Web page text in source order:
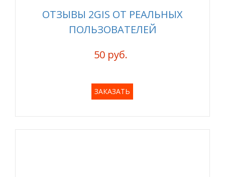
ОТЗЫВЫ 2GIS ОТ РЕАЛЬНЫХ
ПОЛЬЗОВАТЕЛЕЙ
50 руб.
ЗАКАЗАТЬ